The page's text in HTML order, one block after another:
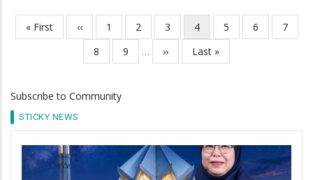
Pagination
First
page
« First
Previous
page
‹‹ Page
1 Page
2 Page
3
Current
page
4 Page
5 Page
6 Page
7
Page
8 Page
9 …
Next
page
››
Last
page
Last »
Subscribe to Community
STICKY NEWS